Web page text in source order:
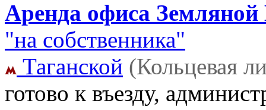
Аренда офиса Земляной
"на собственника"
Таганской (Кольцевая
готово к въезду,